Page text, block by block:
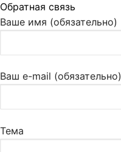
Обратная связь
Ваше имя (обязательно)
Ваш e-mail (обязательно)
Тема